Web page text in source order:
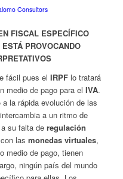
Consultors
FISCAL ESPECÍFICO
PROVOCANDO
fácil pues el IRPFlo tratará
medio de pago para el IVA.
la rápida evolución de las
a un ritmo de
su falta de regulación
las monedas virtuales,
medio de pago, tienen
ningún país del mundo